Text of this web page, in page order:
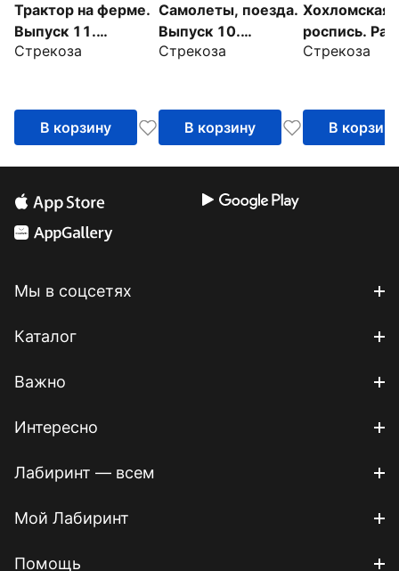
Трактор на ферме.
Выпуск 11.
Раскраска с
Стрекоза
В корзину
Самолеты, поезда.
Выпуск 10.
Раскраска с
Стрекоза
В корзину
Хохломская
роспись.
с
Стрекоза
В корзину
Мы в соцсетях
Каталог
Важно
Интересно
Лабиринт — всем
Мой Лабиринт
Помощь